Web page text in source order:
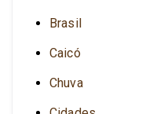
Brasil
Caicó
Chuva